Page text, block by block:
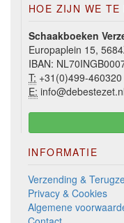
HOE ZIJN WE TE
Schaakboeken
Europaplein 15,
IBAN:
T: +31(0)499-460320
E: info@debestezet.nl
INFORMATIE
Verzending &
Privacy & Cookies
Algemene